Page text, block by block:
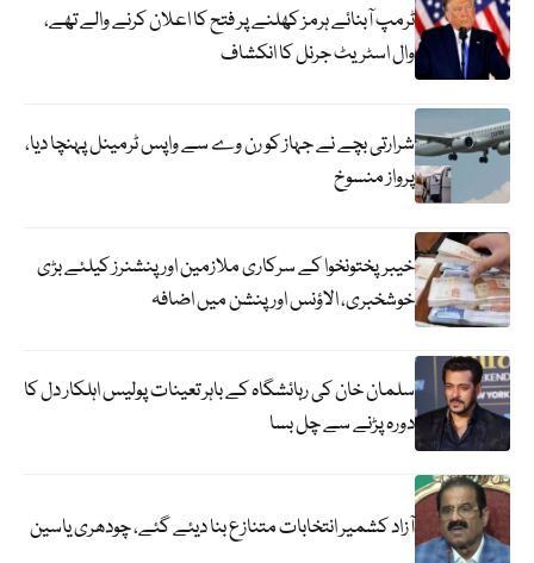
ٹرمپ آبنائے ہرمز کھلنے پر فتح کا اعلان کرنے والے تھے،
وال اسٹریٹ جرنل کا انکشاف
شرارتی بچے نے جہاز کو رن وے سے واپس ٹرمینل پہنچا دیا،
پرواز منسوخ
خیبرپختونخوا کے سرکاری ملازمین اور پنشنرز کیلئے بڑی
خوشخبری، الاؤنس اور پنشن میں اضافہ
سلمان خان کی رہائشگاہ کے باہر تعینات پولیس اہلکار دل کا
دورہ پڑنے سے چل بسا
آزاد کشمیر انتخابات متنازع بنا دیئے گئے، چودھری یاسین